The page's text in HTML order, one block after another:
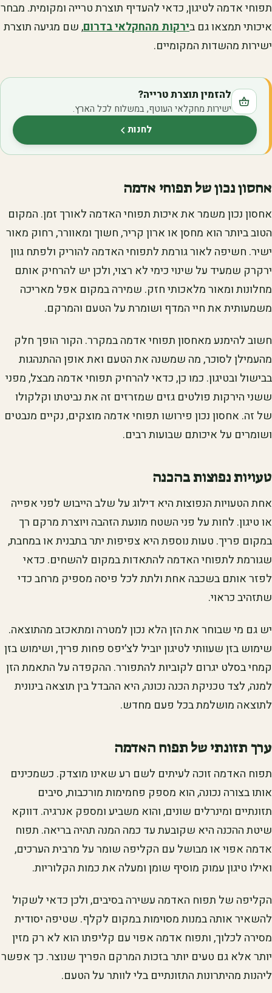
תפוחי אדמה לטיגון, כדאי להעדיף תוצרת טרייה ומקומית. מבחר
איכותי תמצאו גם בירקות מהחקלאי בדרום, שם מגיעה תוצרת
ישירות מהשדות המקומיים.
להזמין תוצרת טרייה?
ישירות מחקלאי העוטף, במשלוח לכל הארץ.
לחנות(נפתח בלשונית חדשה)
אחסון נכון של תפוחי אדמה
אחסון נכון משמר את איכות תפוחי האדמה לאורך זמן. המקום
הטוב ביותר הוא מחסן או ארון קריר, חשוך ומאוורר, רחוק מאור
ישיר. חשיפה לאור גורמת לתפוחי האדמה להוריק ולפתח גוון
ירקרק שמעיד על שינוי כימי לא רצוי, ולכן יש להרחיק אותם
מחלונות ומאור מלאכותי חזק. שמירה במקום אפל מאריכה
משמעותית את חיי המדף ושומרת על הטעם והמרקם.
חשוב להימנע מאחסון תפוחי אדמה במקרר. הקור הופך חלק
מהעמילן לסוכר, מה שמשנה את הטעם ואת אופן ההתנהגות
בבישול ובטיגון. כמו כן, כדאי להרחיק תפוחי אדמה מבצל, מפני
ששני הירקות פולטים גזים שמזרזים זה את נביטתו וקלקולו
של זה. אחסון נכון פירושו תפוחי אדמה מוצקים, נקיים מנבטים
ושומרים על איכותם שבועות רבים.
טעויות נפוצות בהכנה
אחת הטעויות הנפוצות היא דילוג על שלב הייבוש לפני אפייה
או טיגון. לחות על פני השטח מונעת הזהבה ויוצרת מרקם רך
במקום פריך. טעות נוספת היא צפיפות יתר בתבנית או במחבת,
שגורמת לתפוחי האדמה להתאדות במקום להשחים. כדאי
לפזר אותם בשכבה אחת ולתת לכל פיסה מספיק מרחב כדי
שתזהיב כראוי.
יש גם מי שבוחר את הזן הלא נכון למטרה ומתאכזב מהתוצאה.
שימוש בזן שעוותי לטיגון יוביל לצ׳יפס פחות פריך, ושימוש בזן
קמחי בסלט יגרום לקוביות להתפורר. ההקפדה על התאמת הזן
למנה, לצד טכניקת הכנה נכונה, היא ההבדל בין תוצאה בינונית
לתוצאה מושלמת בכל פעם מחדש.
ערך תזונתי של תפוח האדמה
תפוח האדמה זוכה לעיתים לשם רע שאינו מוצדק. כשמכינים
אותו בצורה נכונה, הוא מספק פחמימות מורכבות, סיבים
תזונתיים ומינרלים שונים, והוא משביע ומספק אנרגיה. דווקא
שיטת ההכנה היא שקובעת עד כמה המנה תהיה בריאה. תפוח
אדמה אפוי או מבושל עם הקליפה שומר על מרבית הערכים,
ואילו טיגון עמוק מוסיף שומן ומעלה את כמות הקלוריות.
הקליפה של תפוח האדמה עשירה בסיבים, ולכן כדאי לשקול
להשאיר אותה במנות מסוימות במקום לקלף. שטיפה יסודית
מסירה לכלוך, ותפוח אדמה אפוי עם קליפתו הוא לא רק מזין
יותר אלא גם טעים יותר בזכות המרקם הפריך שנוצר. כך אפשר
ליהנות מהיתרונות התזונתיים בלי לוותר על הטעם.